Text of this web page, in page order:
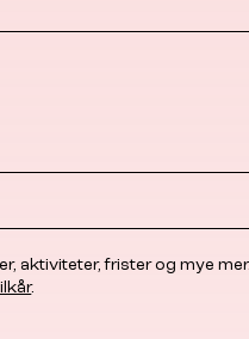
aktiviteter, frister og mye
.